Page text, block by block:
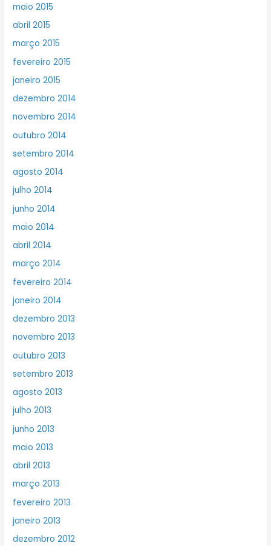
maio 2015
abril 2015
março 2015
fevereiro 2015
janeiro 2015
dezembro 2014
novembro 2014
outubro 2014
setembro 2014
agosto 2014
julho 2014
junho 2014
maio 2014
abril 2014
março 2014
fevereiro 2014
janeiro 2014
dezembro 2013
novembro 2013
outubro 2013
setembro 2013
agosto 2013
julho 2013
junho 2013
maio 2013
abril 2013
março 2013
fevereiro 2013
janeiro 2013
dezembro 2012